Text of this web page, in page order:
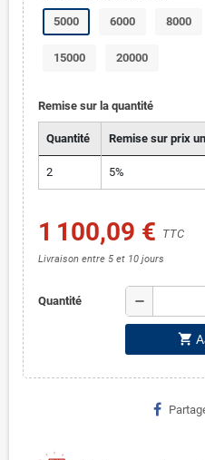
5000 6000 8000
15000 20000
Remise sur la quantité
Quantité Remise sur prix
2 5%
1 100,09 € TTC
Livraison entre 5 et 10 jours
Quantité remove
shopping_cart